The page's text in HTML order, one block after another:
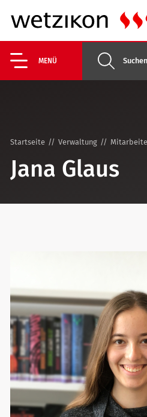
MENÜ Suchen
Startseite Verwaltung
Jana Glaus